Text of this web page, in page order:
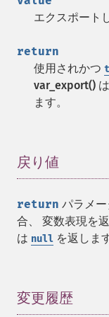
エクスポート
return
使用されかつ
var_export()
ます。
戻り値
return パラメ
合、 変数表現を
は null を返しま
変更履歴